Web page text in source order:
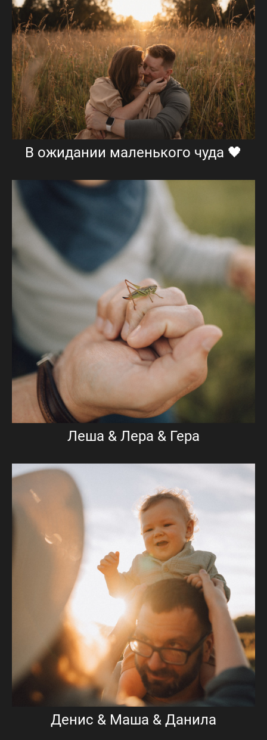
В ожидании маленького чуда 🖤
Леша & Лера & Гера
Денис & Маша & Данила